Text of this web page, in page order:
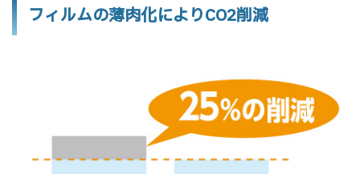
フィルムの薄肉化によりCO2削減